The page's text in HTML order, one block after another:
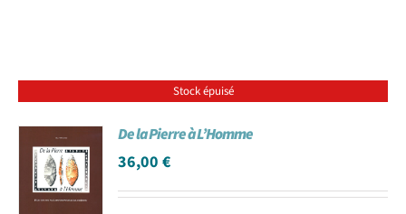
Stock épuisé
De la Pierre à L’Homme
36,00€